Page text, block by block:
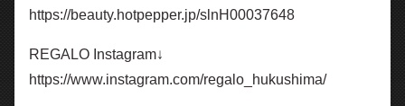
https://beauty.hotpepper.jp/slnH00037648
REGALO Instagram↓
https://www.instagram.com/regalo_hukushima/